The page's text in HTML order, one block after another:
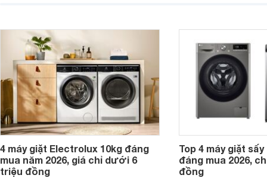
giặt cửa trên 9kg.
giặt.
4 máy giặt Electrolux 10kg đáng
mua năm 2026, giá chỉ dưới 6
triệu đồng
Top 4 máy giặt
đáng mua 2026,
đồng